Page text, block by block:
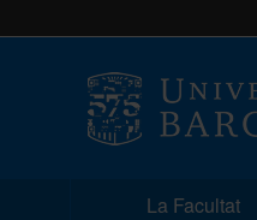
La Facultat